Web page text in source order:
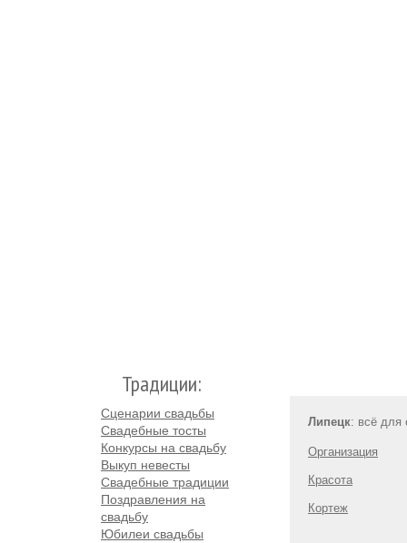
Традиции:
Сценарии свадьбы
Свадебные тосты
Конкурсы на свадьбу
Выкуп невесты
Свадебные традиции
Поздравления на
свадьбу
Юбилеи свадьбы
Липецк: всё для
Организация
Красота
Кортеж